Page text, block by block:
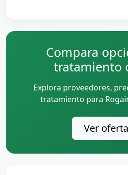
Compara
tratamiento
Explora proveedores,
tratamiento para
Ver